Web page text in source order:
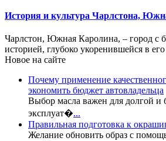
История и культура Чарлстона,
Чарлстон, Южная Каролина, – город с
историей, глубоко укоренившейся в его
Новое на сайте
Почему применение
экономить бюджет автовладельца
Выбор масла важен для долгой и
эксплуат�...
Правильная подготовка к
Желание обновить образ с